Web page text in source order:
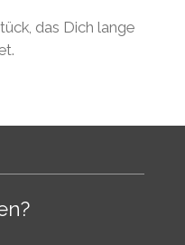
u
das Dich lange